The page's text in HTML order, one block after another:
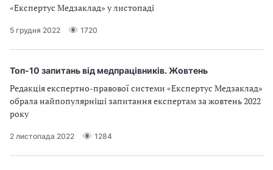
«Експертус Медзаклад» у листопаді
5 грудня 2022 1720
Топ-10 запитань від медпрацівників. Жовтень
Редакція експертно-правової системи «Експертус Медзаклад»
обрала найпопулярніші запитання експертам за жовтень 2022
року
2 листопада 2022 1284